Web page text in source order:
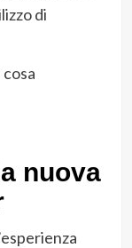
di
nuova